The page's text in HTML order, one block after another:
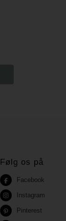
Følg os på
Facebook
Instagram
Pinterest